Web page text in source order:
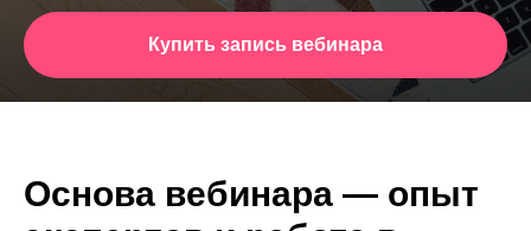
Купить запись вебинара
Основа вебинара — опыт